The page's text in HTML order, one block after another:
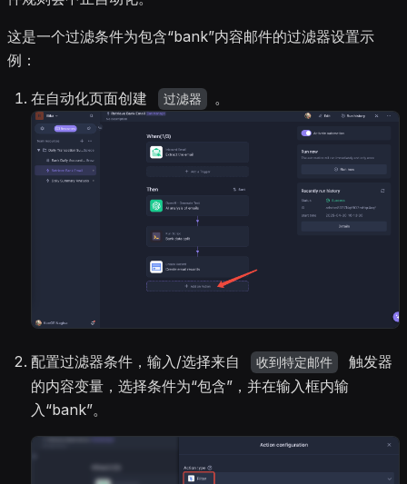
这是一个过滤条件为包含“bank”内容邮件的过滤器设置示
例：
在自动化页面创建 过滤器 。
配置过滤器条件，输入/选择来自 收到特定邮件
触发器
的内容变量，选择条件为“包含”，并在输入框内输
入“bank”。